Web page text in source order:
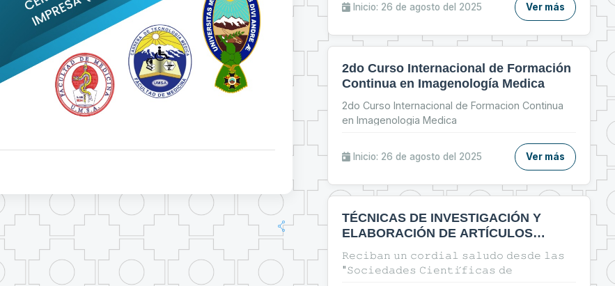
Inicio: 26 de agosto del 2025 Ver más
2do Curso Internacional de Formación
Continua en Imagenología Medica
2do Curso Internacional de Formacion Continua
en Imagenologia Medica
Inicio: 26 de agosto del 2025 Ver más
TÉCNICAS DE INVESTIGACIÓN Y
ELABORACIÓN DE ARTÍCULOS
CIENTÍFICOS EN EL ÁREA DE LA
SALUD
𝚁𝚎𝚌𝚒𝚋𝚊𝚗 𝚞𝚗 𝚌𝚘𝚛𝚍𝚒𝚊𝚕 𝚜𝚊𝚕𝚞𝚍𝚘 𝚍𝚎𝚜𝚍𝚎 𝚕𝚊𝚜
"𝚂𝚘𝚌𝚒𝚎𝚍𝚊𝚍𝚎𝚜 𝙲𝚒𝚎𝚗𝚝𝚒́𝚏𝚒𝚌𝚊𝚜 𝚍𝚎